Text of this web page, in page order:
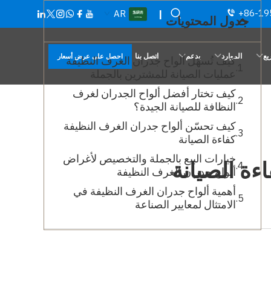
+86-
|
AR
الموارد يدعم اتصل بنا احصل على عرض أسعار
الصيانة
جدول المحتويات
كيف تُسهّل ألواح جدران الغرف النظيفة
عمليات الصيانة للمشترين بالجملة
كيف تختار أفضل ألواح الجدران لغرف
النظافة للصيانة الجيدة؟
كيف تحسّن ألواح جدران الغرف النظيفة
كفاءة الصيانة
خيارات البيع بالجملة والتخصيص لأغراض
ألواح جدران الغرف النظيفة
أهمية ألواح جدران الغرف النظيفة في
الامتثال لمعايير الصناعة